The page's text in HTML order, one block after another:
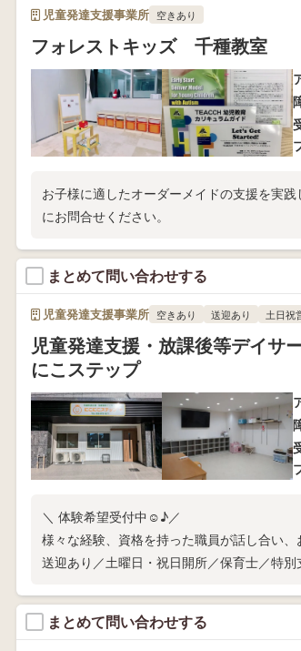
児童発達支援事業所 空きあり
フォレストキッズ 千種教室
お子様に適したオーダーメイドの支援を実
にお問合せください。
まとめて問い合わせする
児童発達支援事業所 空きあり 送迎あり 土日祝
児童発達支援・放課後等デイサ
にこステップ
＼ 体験希望受付中☺♪／
様々な経験、資格を持った職員が話し合い
送迎あり／土曜日・祝日開所／保育士／特
まとめて問い合わせする